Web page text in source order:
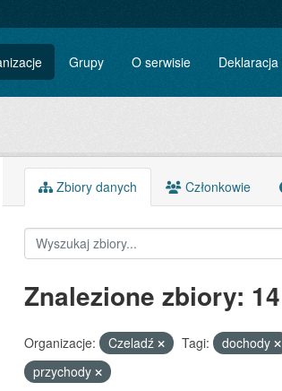
Grupy O serwisie
Zbiory danych Członkowie
Znalezione zbiory: 14
Organizacje: Czeladź Tagi: dochody
przychody